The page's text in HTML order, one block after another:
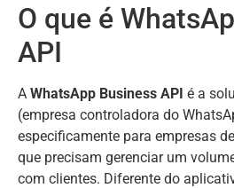
O que é
API
A WhatsApp Business API é a
(empresa controladora do
especificamente para empresas
que precisam gerenciar um
com clientes. Diferente do